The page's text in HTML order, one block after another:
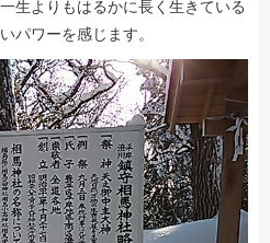
生よりもはるかに長く生きている
パワーを感じます。